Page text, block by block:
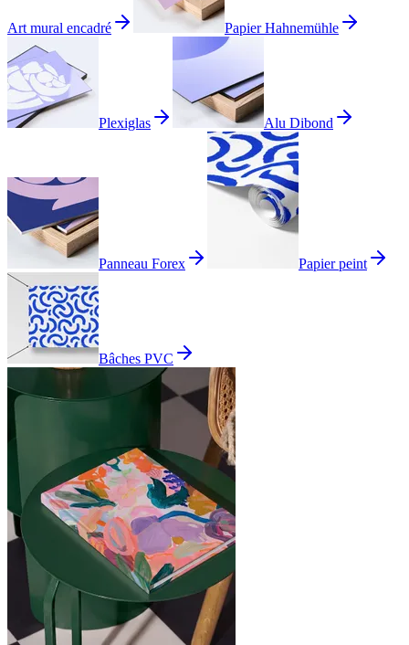
Art mural encadré Papier Hahnemühle
Plexiglas Alu Dibond
Panneau Forex Papier peint
Bâches PVC